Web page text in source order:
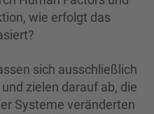
wie erfolgt das
sich ausschließlich
zielen darauf ab, die
Systeme veränderten